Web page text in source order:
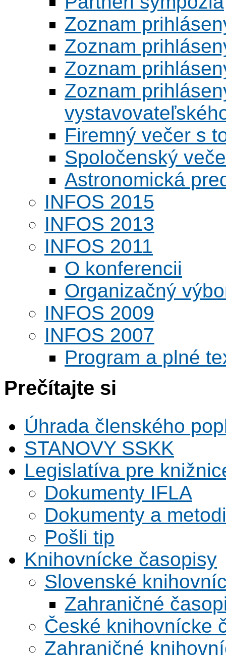
Zoznam
Zoznam
Zoznam
Zoznam
Firemný večer s
Spoločenský
Astronomická
INFOS 2015
INFOS 2013
INFOS 2011
O konferencii
Organizačný
INFOS 2009
INFOS 2007
Program a plné
Prečítajte si
Úhrada členského
STANOVY SSKK
Legislatíva pre
Dokumenty IFLA
Dokumenty a
Pošli tip
Knihovnícke časopisy
Slovenské
Zahraničné
České knihovnícke
Zahraničné